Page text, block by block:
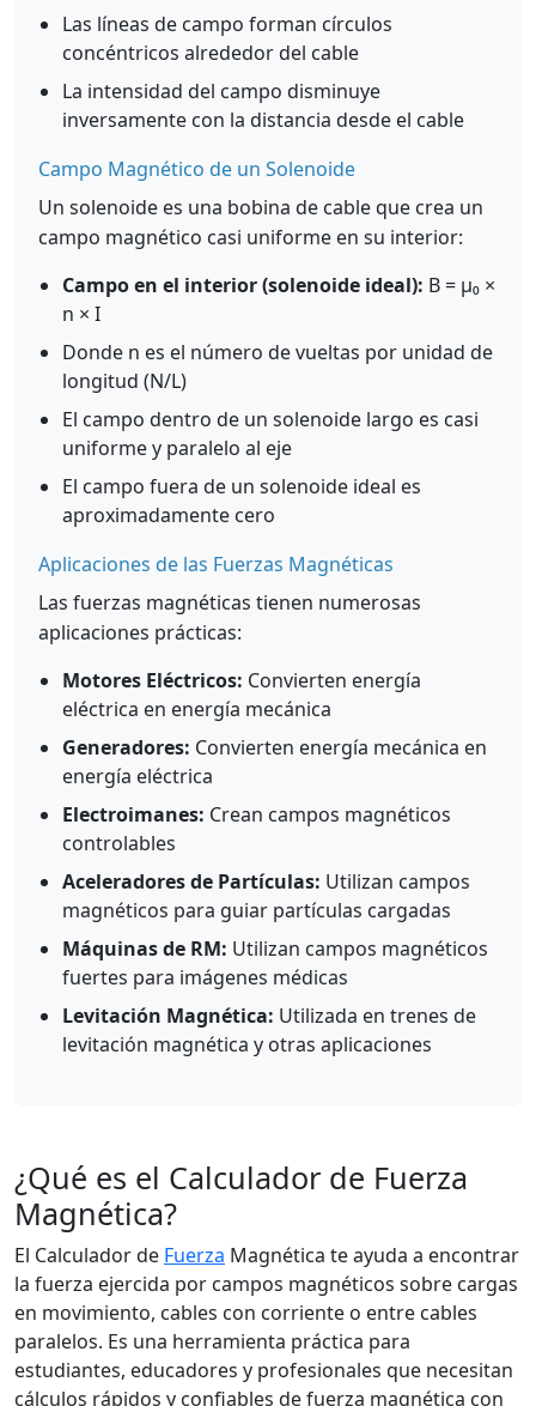
Las líneas de campo forman círculos
concéntricos alrededor del cable
La intensidad del campo disminuye
inversamente con la distancia desde el cable
Campo Magnético de un Solenoide
Un solenoide es una bobina de cable que crea un
campo magnético casi uniforme en su interior:
Campo en el interior (solenoide ideal): B = μ₀ ×
n × I
Donde n es el número de vueltas por unidad de
longitud (N/L)
El campo dentro de un solenoide largo es casi
uniforme y paralelo al eje
El campo fuera de un solenoide ideal es
aproximadamente cero
Aplicaciones de las Fuerzas Magnéticas
Las fuerzas magnéticas tienen numerosas
aplicaciones prácticas:
Motores Eléctricos: Convierten energía
eléctrica en energía mecánica
Generadores: Convierten energía mecánica en
energía eléctrica
Electroimanes: Crean campos magnéticos
controlables
Aceleradores de Partículas: Utilizan campos
magnéticos para guiar partículas cargadas
Máquinas de RM: Utilizan campos magnéticos
fuertes para imágenes médicas
Levitación Magnética: Utilizada en trenes de
levitación magnética y otras aplicaciones
¿Qué es el Calculador de Fuerza
Magnética?
El Calculador de Fuerza Magnética te ayuda a encontrar
la fuerza ejercida por campos magnéticos sobre cargas
en movimiento, cables con corriente o entre cables
paralelos. Es una herramienta práctica para
estudiantes, educadores y profesionales que necesitan
cálculos rápidos y confiables de fuerza magnética con